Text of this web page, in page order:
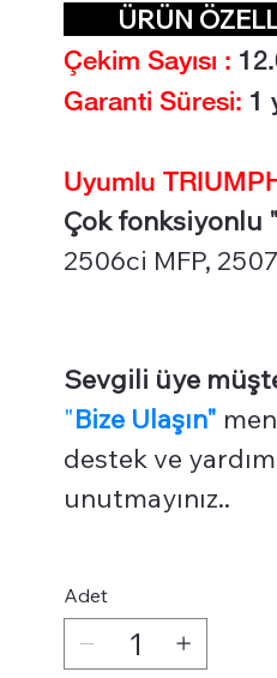
ÜRÜN
Çekim Sayısı :
Garanti Süresi: 1
Uyumlu
Çok fonksiyonlu
2506ci MFP,
Sevgili üye
"Bize Ulaşın"
destek ve
unutmayınız..
Adet